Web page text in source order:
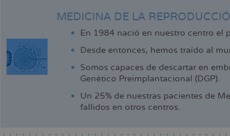
MEDICINA DE LA
En 1984 nació en nuestro centro el
Desde entonces, hemos traído al
Somos capaces de descartar en
Genético Preimplantacional (DGP).
Un 25% de nuestras pacientes de
fallidos en otros centros.